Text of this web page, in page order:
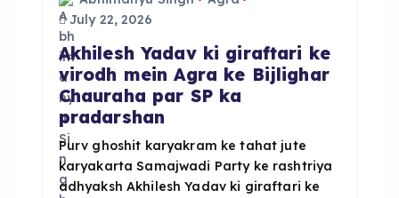
July 22, 2026
Akhilesh Yadav ki giraftari ke
virodh mein Agra ke Bijlighar
Chauraha par SP ka
pradarshan
Purv ghoshit karyakram ke tahat jute
karyakarta Samajwadi Party ke rashtriya
adhyaksh Akhilesh Yadav ki giraftari ke